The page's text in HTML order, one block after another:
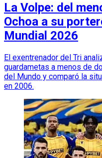
La Volpe: del
Ochoa a su
Mundial 2026
El exentrenador del Tri
guardametas a menos de
del Mundo y comparó la
en 2006.